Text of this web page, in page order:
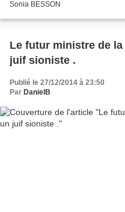
Sonia BESSON
Le futur ministre de
juif sioniste .
Publié le 27/12/2014 à 23:50
Par DanielB